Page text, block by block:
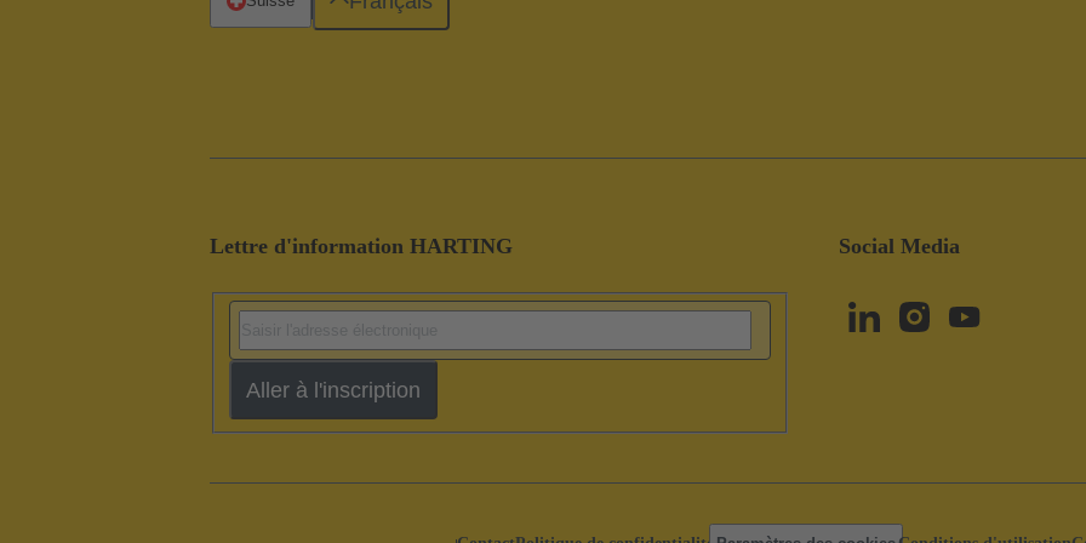
Lettre d'information HARTING
Aller à l'inscription
Social Media